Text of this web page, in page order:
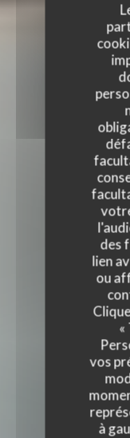
des
lien
ou
«
vos
à